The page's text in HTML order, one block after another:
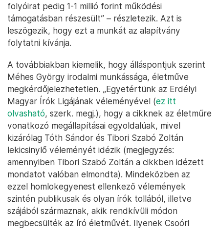
folyóirat pedig 1-1 millió forint működési
támogatásban részesült” – részletezik. Azt is
leszögezik, hogy ezt a munkát az alapítvány
folytatni kívánja.
A továbbiakban kiemelik, hogy álláspontjuk szerint
Méhes György irodalmi munkássága, életműve
megkérdőjelezhetetlen. „Egyetértünk az Erdélyi
Magyar Írók Ligájának véleményével (ez itt
olvasható, szerk. megj.), hogy a cikknek az életműre
vonatkozó megállapításai egyoldalúak, mivel
kizárólag Tóth Sándor és Tibori Szabó Zoltán
lekicsinylő véleményét idézik (megjegyzés:
amennyiben Tibori Szabó Zoltán a cikkben idézett
mondatot valóban elmondta). Mindeközben az
ezzel homlokegyenest ellenkező vélemények
szintén publikusak és olyan írók tollából, illetve
szájából származnak, akik rendkívüli módon
megbecsülték az író életművét. Ilyenek Csoóri